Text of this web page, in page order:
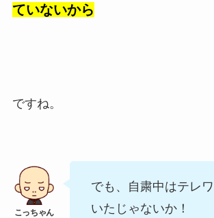
ていないから
ですね。
でも、自粛中はテレ
いたじゃないか！